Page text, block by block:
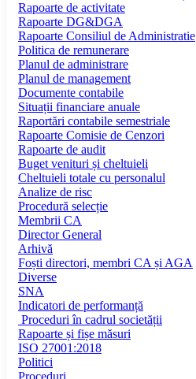
Rapoarte de activitate
Rapoarte DG&DGA
Rapoarte Consiliul de Administratie
Politica de remunerare
Planul de administrare
Planul de management
Documente contabile
Situații financiare anuale
Raportări contabile semestriale
Rapoarte Comisie de Cenzori
Rapoarte de audit
Buget venituri și cheltuieli
Cheltuieli totale cu personalul
Analize de risc
Procedură selecție
Membrii CA
Director General
Arhivă
Foști directori, membri CA și AGA
Diverse
SNA
Indicatori de performanță
Proceduri în cadrul societății
Rapoarte și fișe măsuri
ISO 27001:2018
Politici
Proceduri